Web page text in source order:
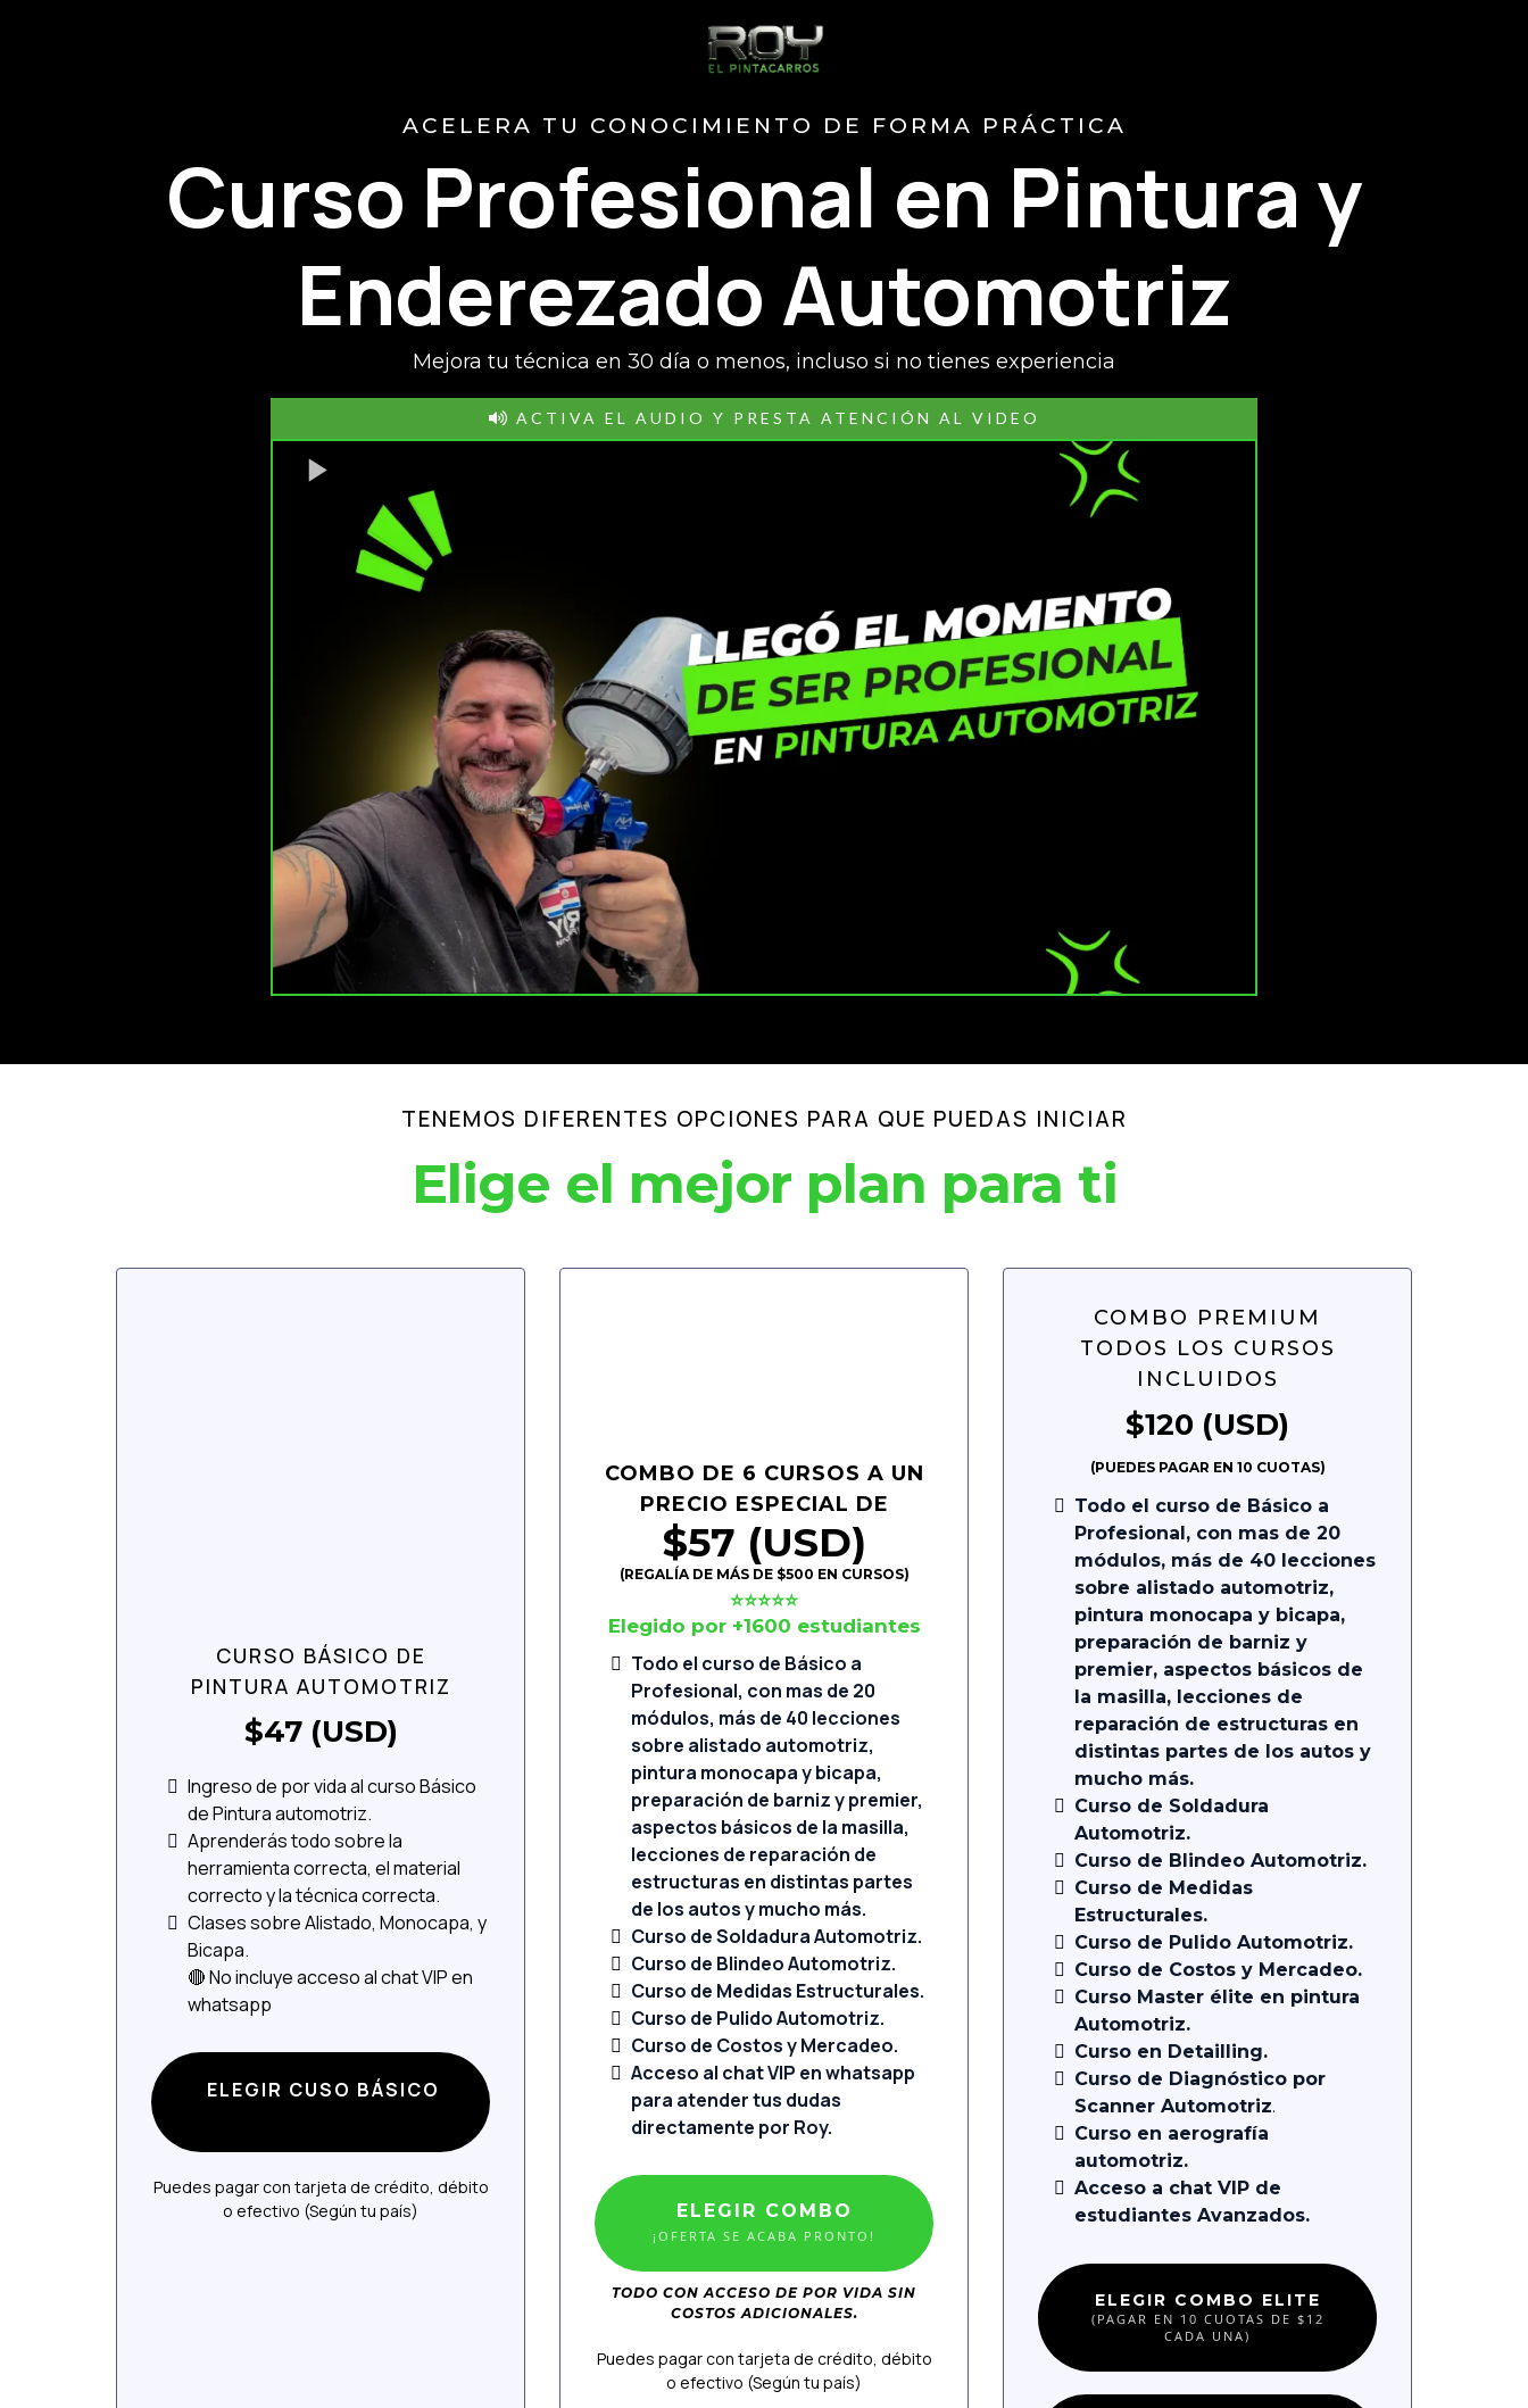
ACELERA TU CONOCIMIENTO DE FORMA PRÁCTICA
Curso Profesional en Pintura y
Enderezado Automotriz
Mejora tu técnica en 30 día o menos, incluso si no tienes experiencia
ACTIVA EL AUDIO Y PRESTA ATENCIÓN AL VIDEO
TENEMOS DIFERENTES OPCIONES PARA QUE PUEDAS INICIAR
Elige el mejor plan para ti
CURSO BÁSICO DE
PINTURA AUTOMOTRIZ
$47 (USD)
Ingreso de por vida al curso Básico
de Pintura automotriz.
Aprenderás todo sobre la
herramienta correcta, el material
correcto y la técnica correcta.
Clases sobre Alistado, Monocapa, y
Bicapa.
🔴 No incluye acceso al chat VIP en
whatsapp
ELEGIR CUSO BÁSICO
Puedes pagar con tarjeta de crédito, débito
o efectivo (Según tu país)
COMBO DE 6 CURSOS A UN
PRECIO ESPECIAL DE
$57 (USD)
(REGALÍA DE MÁS DE $500 EN CURSOS)
⭐️⭐️⭐️⭐️⭐️
Elegido por +1600 estudiantes
Todo el curso de Básico a
Profesional, con mas de 20
módulos, más de 40 lecciones
sobre alistado automotriz,
pintura monocapa y bicapa,
preparación de barniz y premier,
aspectos básicos de la masilla,
lecciones de reparación de
estructuras en distintas partes
de los autos y mucho más.
Curso de Soldadura Automotriz.
Curso de Blindeo Automotriz.
Curso de Medidas Estructurales.
Curso de Pulido Automotriz.
Curso de Costos y Mercadeo.
Acceso al chat VIP en whatsapp
para atender tus dudas
directamente por Roy.
ELEGIR COMBO
¡OFERTA SE ACABA PRONTO!
TODO CON ACCESO DE POR VIDA SIN
COSTOS ADICIONALES.
Puedes pagar con tarjeta de crédito, débito
o efectivo (Según tu país)
COMBO PREMIUM
TODOS LOS CURSOS
INCLUIDOS
$120 (USD)
(PUEDES PAGAR EN 10 CUOTAS)
Todo el curso de Básico a
Profesional, con mas de 20
módulos, más de 40 lecciones
sobre alistado automotriz,
pintura monocapa y bicapa,
preparación de barniz y
premier, aspectos básicos de
la masilla, lecciones de
reparación de estructuras en
distintas partes de los autos y
mucho más.
Curso de Soldadura
Automotriz.
Curso de Blindeo Automotriz.
Curso de Medidas
Estructurales.
Curso de Pulido Automotriz.
Curso de Costos y Mercadeo.
Curso Master élite en pintura
Automotriz.
Curso en Detailling.
Curso de Diagnóstico por
Scanner Automotriz.
Curso en aerografía
automotriz.
Acceso a chat VIP de
estudiantes Avanzados.
ELEGIR COMBO ELITE
(PAGAR EN 10 CUOTAS DE $12
CADA UNA)